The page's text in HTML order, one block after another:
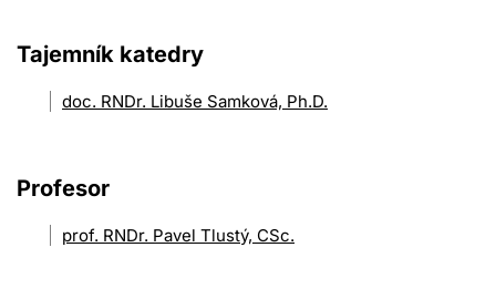
Tajemník katedry
doc. RNDr. Libuše Samková, Ph.D.
Profesor
prof. RNDr. Pavel Tlustý, CSc.